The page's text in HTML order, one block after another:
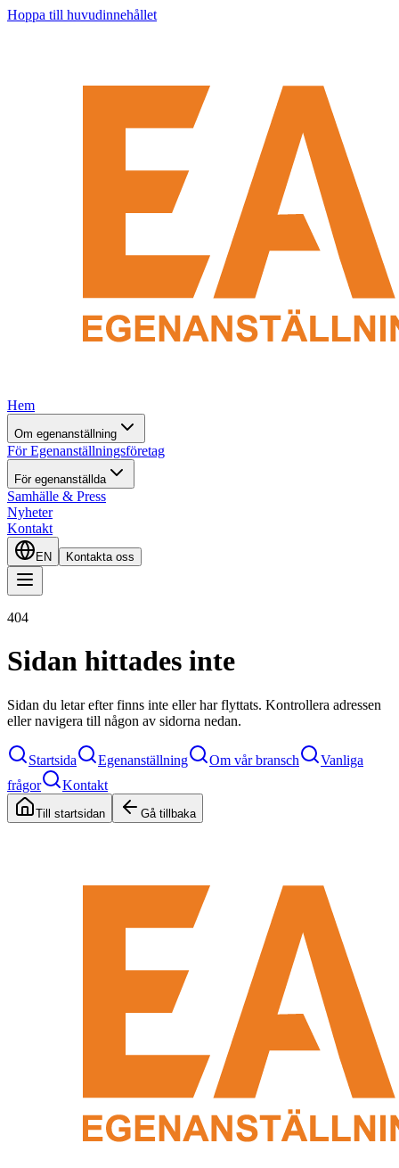
Hoppa till huvudinnehållet
Hem
Om egenanställning
För Egenanställningsföretag
För egenanställda
Samhälle & Press
Nyheter
Kontakt
EN Kontakta oss
404
Sidan hittades inte
Sidan du letar efter finns inte eller har flyttats. Kontrollera adressen
eller navigera till någon av sidorna nedan.
Startsida Egenanställning Om vår bransch
Vanliga
frågor
Kontakt
Till startsidan Gå tillbaka